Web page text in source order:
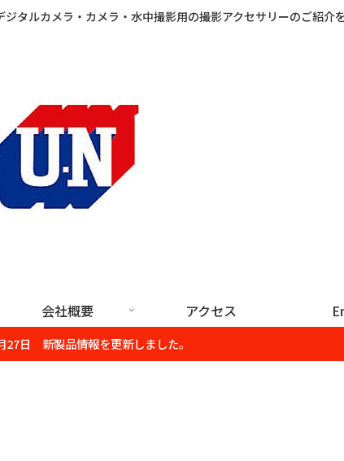
タルカメラ・カメラ・水中撮影用の撮影アクセサリーのご紹介を
会社概要 アクセス
27日 新製品情報を更新しました。